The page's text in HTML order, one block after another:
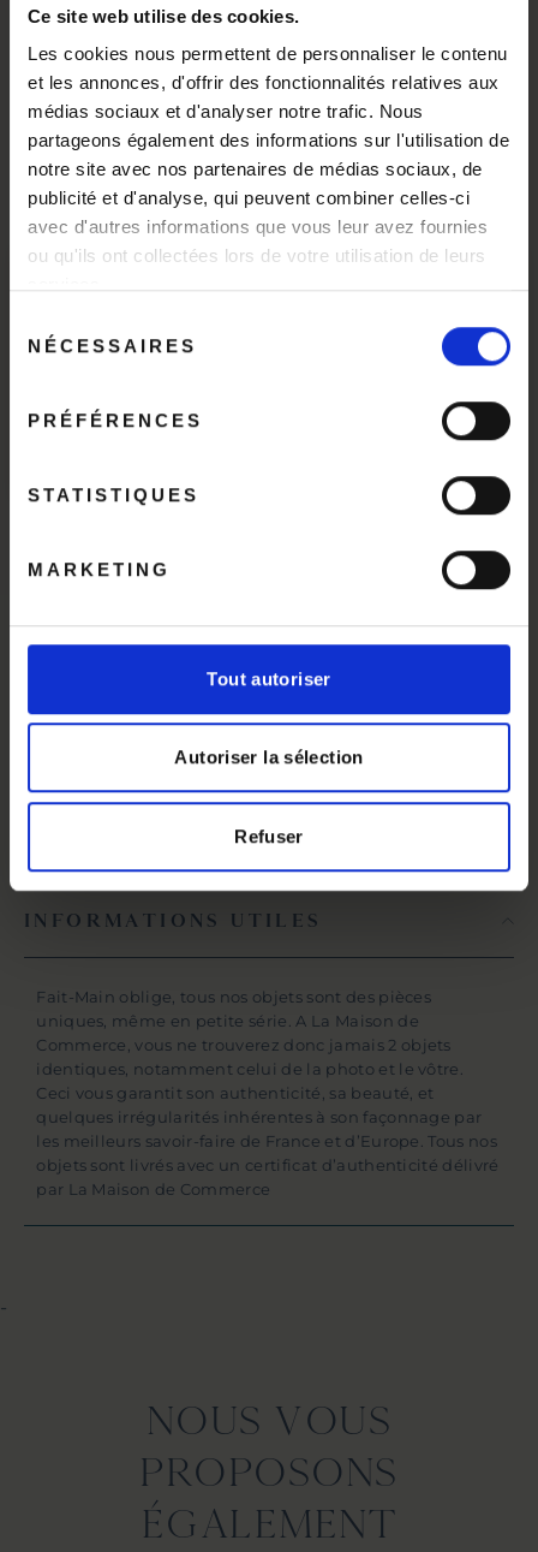
Ce site web utilise des cookies.
Les cookies nous permettent de personnaliser le contenu
et les annonces, d'offrir des fonctionnalités relatives aux
médias sociaux et d'analyser notre trafic. Nous
partageons également des informations sur l'utilisation de
notre site avec nos partenaires de médias sociaux, de
publicité et d'analyse, qui peuvent combiner celles-ci
avec d'autres informations que vous leur avez fournies
ou qu'ils ont collectées lors de votre utilisation de leurs
NÉCESSAIRES
PRÉFÉRENCES
STATISTIQUES
MARKETING
Tout autoriser
Autoriser la sélection
Refuser
Bonnes vacances !
Nous serons fermés du 8 au 24 août inclus.
Toutes les commandes passées pendant cette
août.
Si vous souhaitez choisir votre modèle, nous
pouvons vous envoyer une sélection des pièces
disponibles. Pour cela, il vous suffit de nous
contacter à :
info@lamaisondecommerce.com
Vous pouvez également vous laisser surprendre et
nous confier le soin de sélectionner pour vous une
coupe à pied qui portera, à sa façon, la signature
lumineuse de Beatriz.
DESCRIPTION
POIDS
PROVENANCE
ARTISAN OU SAVOIR-FAIRE
Si vous souhaitez en
apprendre davantage sur
INFORMATIONS UTILES
Fait-Main oblige, tous nos objets sont des pièces
uniques, même en petite série. A La Maison de
Commerce, vous ne trouverez donc jamais 2 objets
identiques, notamment celui de la photo et le vôtre.
Ceci vous garantit son authenticité, sa beauté, et
quelques irrégularités inhérentes à son façonnage par
les meilleurs savoir-faire de France et d’Europe. Tous nos
objets sont livrés avec un certificat d’authenticité délivré
par La Maison de Commerce
-
NOUS VOUS
PROPOSONS
ÉGALEMENT